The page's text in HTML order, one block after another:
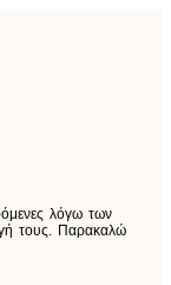
λόγω των
τους. Παρακαλώ